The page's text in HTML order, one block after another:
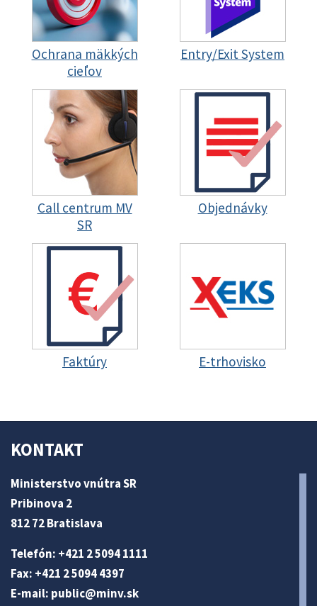
Ochrana mäkkých
cieľov
Entry/Exit System
Call centrum MV
SR
Objednávky
Faktúry E-trhovisko
KONTAKT
Ministerstvo vnútra SR
Pribinova 2
812 72 Bratislava
Telefón: +421 2 5094 1111
Fax: +421 2 5094 4397
E-mail: public@minv.sk